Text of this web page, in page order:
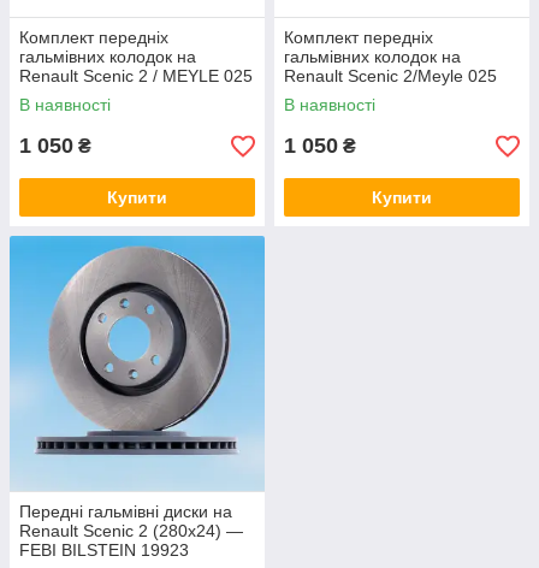
Комплект передніх
гальмівних колодок на
Renault Scenic 2 / MEYLE 025
239 3018
В наявності
1 050 ₴
Купити
Комплект передніх
гальмівних колодок на
Renault Scenic 2/Meyle 025
239 3018
В наявності
1 050 ₴
Купити
Передні гальмівні диски на
Renault Scenic 2 (280x24) —
FEBI BILSTEIN 19923